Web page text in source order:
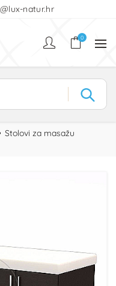
natur.hr
0
Stolovi za masažu